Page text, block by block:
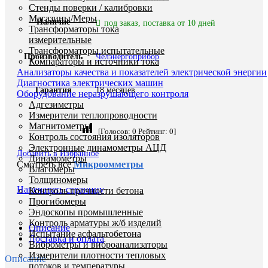
Стенды поверки / калибровки
Магазины/Меры
Трансформаторы тока
измерительные
Трансформаторы испытательные
Компараторы и источники тока
Анализаторы качества и показателей электрической энергии
Диагностика электрических машин
Оборудование неразрушающего контроля
Адгезиметры
Измерители теплопроводности
Магнитометры
Контроль состояния изоляторов
Электронные динамометры АЦД
Динамометры
Влагомеры
Толщиномеры
Контроль прочности бетона
Прогибомеры
Эндоскопы промышленные
Контроль арматуры ж/б изделий
Испытание асфальтобетона
Виброметры и виброанализаторы
Измерители плотности тепловых
потоков и температуры
Наличие под заказ, поставка от 10 дней
Производитель Челэнергоприбор
Гарантия 18 месяцев
[Голосов: 0 Рейтинг: 0]
Добавить в Избранное
Смотреть всеМикроомметры
Напечатать страницу
Описание
Доставка и оплата
Описание